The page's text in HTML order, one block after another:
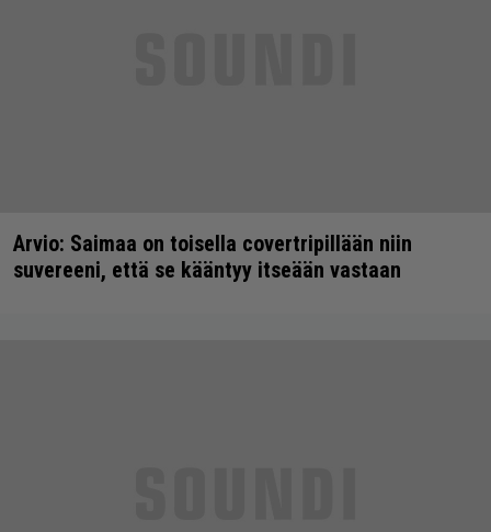
Arvio: Saimaa on toisella covertripillään niin
suvereeni, että se kääntyy itseään vastaan